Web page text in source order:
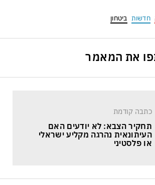
חדשות ביטחון
את המאמר
כתבה קודמת
תחקיר הצבא: לא יודעים האם
העיתונאית נהרגה מקליע ישראלי
או פלסטיני